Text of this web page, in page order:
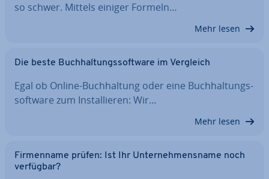
so schwer. Mittels einiger Formeln…
Mehr lesen
Die beste Buch­hal­tungs­soft­ware im Vergleich
Egal ob Online-Buch­hal­tung oder eine Buch­hal­tungs­
soft­ware zum In­stal­lie­ren: Wir…
Mehr lesen
Fir­men­na­me prüfen: Ist Ihr Un­ter­neh­mens­na­me noch
verfügbar?